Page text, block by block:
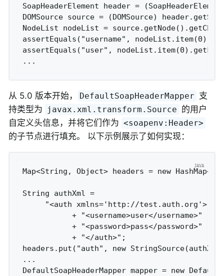
SoapHeaderElement header =
DOMSource source = (DOMSource)
NodeList nodeList =
assertEquals("username",
assertEquals("user",
从 5.0 版本开始， DefaultSoapHeaderMapper 支
持类型为
javax.xml.transform.Source 的用户
自定义头信息，并将它们作为 <soapenv:Header>
的子节点进行填充。 以下示例展示了如何实现：
Map<String, Object> headers = new
String authXml =
     "<auth xmlns='http://test.auth.org'>"
           + "<username>user</username>"
           + "<password>pass</password>"
           + "</auth>";
headers.put("auth", new
...
DefaultSoapHeaderMapper mapper = new